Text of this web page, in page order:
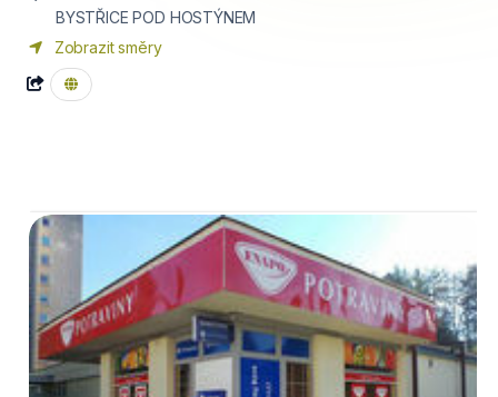
BYSTŘICE POD HOSTÝNEM
Zobrazit směry